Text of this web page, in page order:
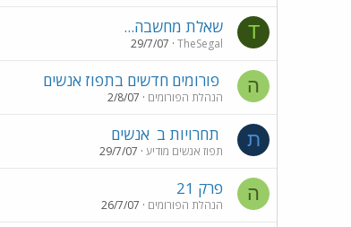
T שאלת מחשבה...
TheSegal
29/7/07
ה פורומים חדשים בתפוז אנשים
הנהלת הפורומים 2/8/07
ת תחרויות ב אנשים
תפוז אנשים מודיע 29/7/07
ה פרק 21
הנהלת הפורומים 26/7/07